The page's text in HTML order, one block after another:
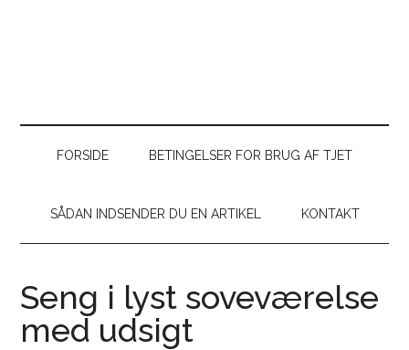
FORSIDE BETINGELSER FOR BRUG AF TJET
SÅDAN INDSENDER DU EN ARTIKEL KONTAKT
Seng i lyst soveværelse
med udsigt